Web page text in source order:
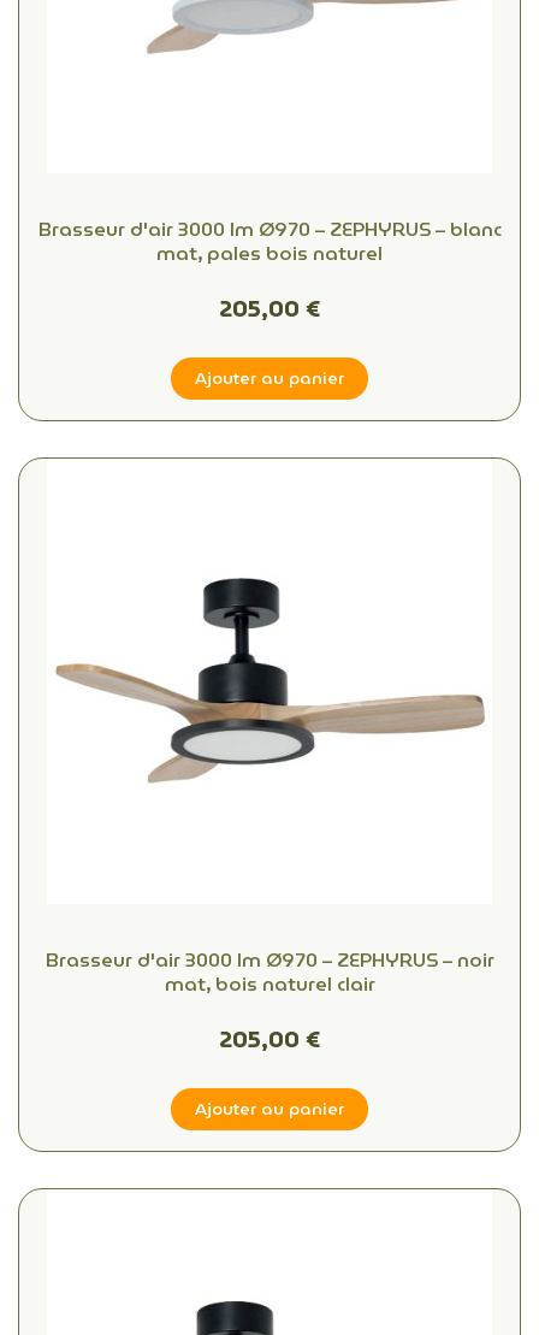
Brasseur d'air 3000 lm Ø970 – ZEPHYRUS – blanc
mat, pales bois naturel
205,00 €
Ajouter au panier
Brasseur d'air 3000 lm Ø970 – ZEPHYRUS – noir
mat, bois naturel clair
205,00 €
Ajouter au panier